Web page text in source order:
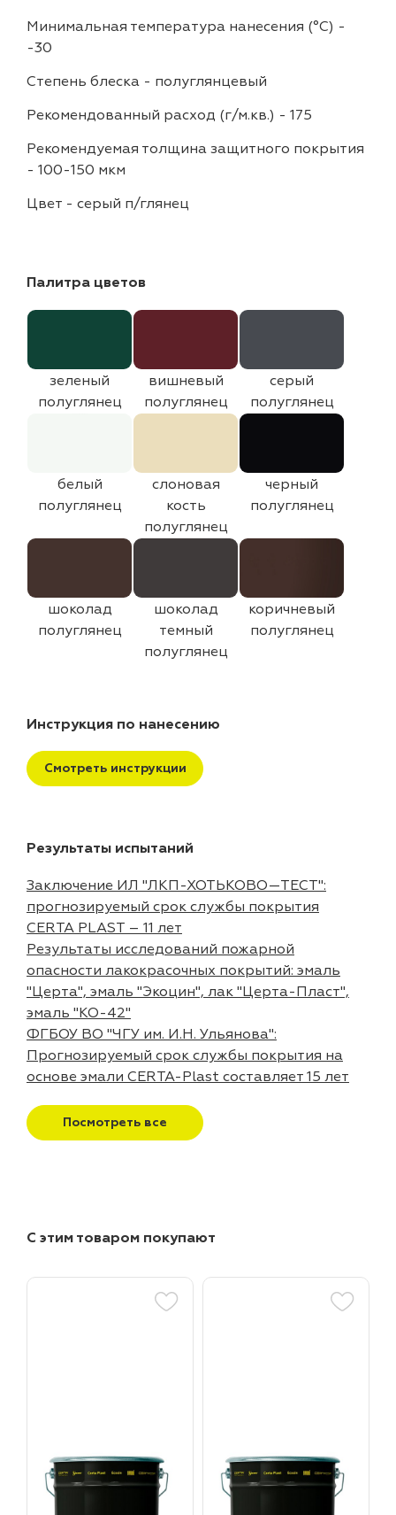
Минимальная температура нанесения (°С) -
-30
Степень блеска - полуглянцевый
Рекомендованный расход (г/м.кв.) - 175
Рекомендуемая толщина защитного покрытия
- 100-150 мкм
Цвет - серый п/глянец
Палитра цветов
зеленый
полуглянец
вишневый
полуглянец
серый
полуглянец
белый
полуглянец
слоновая
кость
полуглянец
черный
полуглянец
шоколад
полуглянец
шоколад
темный
полуглянец
коричневый
полуглянец
Инструкция по нанесению
Смотреть инструкции
Результаты испытаний
Заключение ИЛ "ЛКП-ХОТЬКОВО—ТЕСТ":
прогнозируемый срок службы покрытия
CERTA PLAST – 11 лет
Результаты исследований пожарной
опасности лакокрасочных покрытий: эмаль
"Церта", эмаль "Экоцин", лак "Церта-Пласт",
эмаль "КО-42"
ФГБОУ ВО "ЧГУ им. И.Н. Ульянова":
Прогнозируемый срок службы покрытия на
основе эмали CERTA-Plast составляет 15 лет
Посмотреть все
С этим товаром покупают